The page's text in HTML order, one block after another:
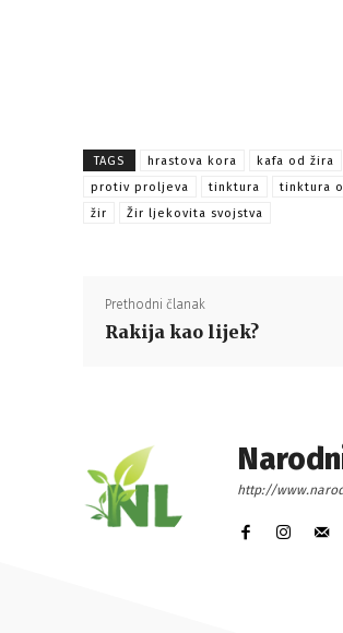
TAGS hrastova kora kafa od žira
protiv proljeva
tinktura tinktura
žir
Žir ljekovita svojstva
Prethodni članak
Rakija kao lijek?
http://